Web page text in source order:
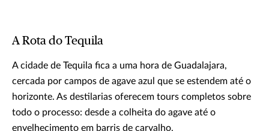
A Rota do Tequila
A cidade de Tequila fica a uma hora de Guadalajara,
cercada por campos de agave azul que se estendem até o
horizonte. As destilarias oferecem tours completos sobre
todo o processo: desde a colheita do agave até o
envelhecimento em barris de carvalho.